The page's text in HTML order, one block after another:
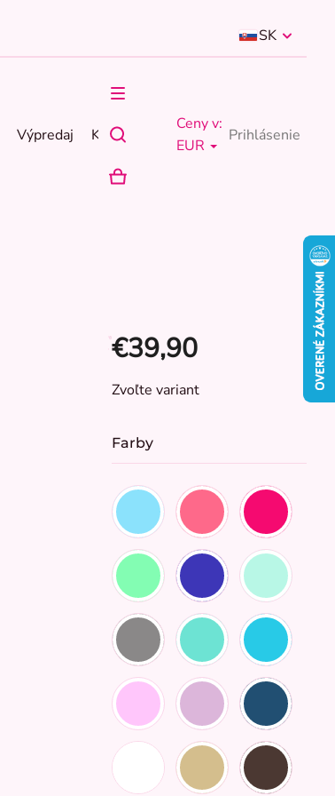
SK
Výpredaj Kontakty
Ceny v:
EUR
Prihlásenie
NÁKUPNÝ
€39,90
Jednotková
Zvoľte variant
Farby